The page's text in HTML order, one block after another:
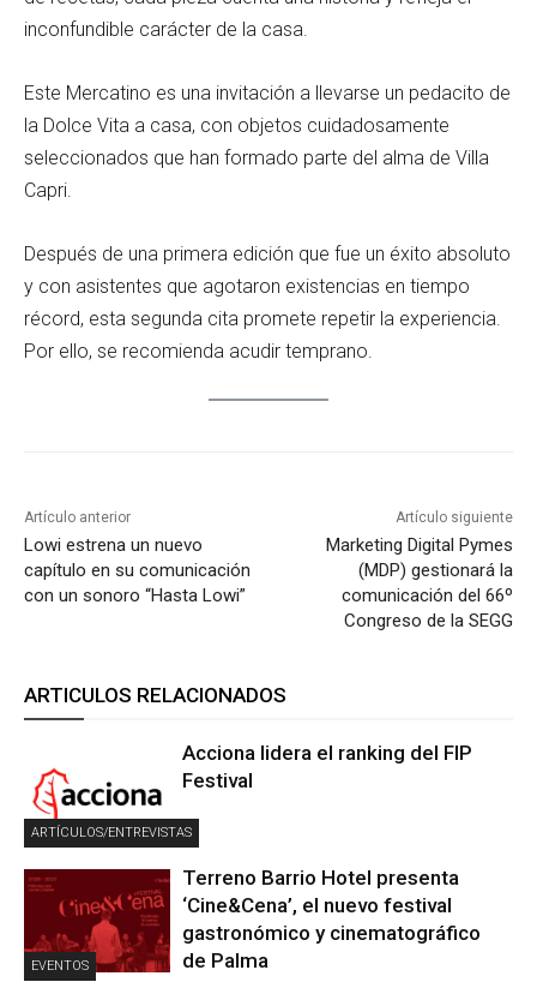
inconfundible carácter de la casa.
Este Mercatino es una invitación a llevarse un pedacito de
la Dolce Vita a casa, con objetos cuidadosamente
seleccionados que han formado parte del alma de Villa
Capri.
Después de una primera edición que fue un éxito absoluto
y con asistentes que agotaron existencias en tiempo
récord, esta segunda cita promete repetir la experiencia.
Por ello, se recomienda acudir temprano.
Artículo anterior
Lowi estrena un nuevo
capítulo en su comunicación
con un sonoro “Hasta Lowi”
Artículo siguiente
Marketing Digital Pymes
(MDP) gestionará la
comunicación del 66º
Congreso de la SEGG
ARTICULOS RELACIONADOS
ARTÍCULOS/ENTREVISTAS
Acciona lidera el ranking del FIP
Festival
EVENTOS
Terreno Barrio Hotel presenta
‘Cine&Cena’, el nuevo festival
gastronómico y cinematográfico
de Palma